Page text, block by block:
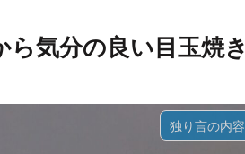
気分の良い目玉焼き
独り言の内容